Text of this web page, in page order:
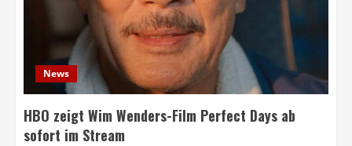
News
HBO zeigt Wim Wenders-Film Perfect Days ab
sofort im Stream